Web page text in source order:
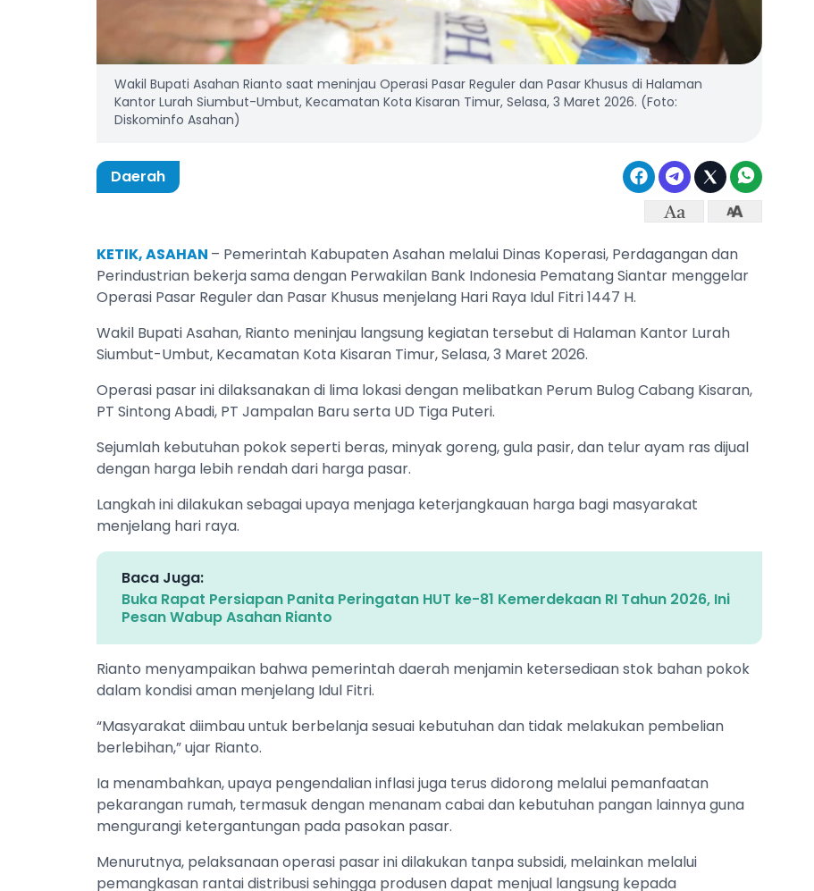
Wakil Bupati Asahan Rianto saat meninjau Operasi Pasar Reguler dan Pasar Khusus di Halaman
Kantor Lurah Siumbut-Umbut, Kecamatan Kota Kisaran Timur, Selasa, 3 Maret 2026. (Foto:
Diskominfo Asahan)
Daerah
KETIK, ASAHAN – Pemerintah Kabupaten Asahan melalui Dinas Koperasi, Perdagangan dan
Perindustrian bekerja sama dengan Perwakilan Bank Indonesia Pematang Siantar menggelar
Operasi Pasar Reguler dan Pasar Khusus menjelang Hari Raya Idul Fitri 1447 H.
Wakil Bupati Asahan, Rianto meninjau langsung kegiatan tersebut di Halaman Kantor Lurah
Siumbut-Umbut, Kecamatan Kota Kisaran Timur, Selasa, 3 Maret 2026.
Operasi pasar ini dilaksanakan di lima lokasi dengan melibatkan Perum Bulog Cabang Kisaran,
PT Sintong Abadi, PT Jampalan Baru serta UD Tiga Puteri.
Sejumlah kebutuhan pokok seperti beras, minyak goreng, gula pasir, dan telur ayam ras dijual
dengan harga lebih rendah dari harga pasar.
Langkah ini dilakukan sebagai upaya menjaga keterjangkauan harga bagi masyarakat
menjelang hari raya.
Baca Juga:
Buka Rapat Persiapan Panita Peringatan HUT ke-81 Kemerdekaan RI Tahun 2026, Ini
Pesan Wabup Asahan Rianto
Rianto menyampaikan bahwa pemerintah daerah menjamin ketersediaan stok bahan pokok
dalam kondisi aman menjelang Idul Fitri.
“Masyarakat diimbau untuk berbelanja sesuai kebutuhan dan tidak melakukan pembelian
berlebihan,” ujar Rianto.
Ia menambahkan, upaya pengendalian inflasi juga terus didorong melalui pemanfaatan
pekarangan rumah, termasuk dengan menanam cabai dan kebutuhan pangan lainnya guna
mengurangi ketergantungan pada pasokan pasar.
Menurutnya, pelaksanaan operasi pasar ini dilakukan tanpa subsidi, melainkan melalui
pemangkasan rantai distribusi sehingga produsen dapat menjual langsung kepada